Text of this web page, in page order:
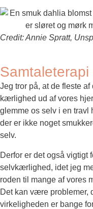
Credit: Annie Spratt,
Jeg tror på, at de fleste
kærlighed ud af vores
glemme os selv i en travl
der er ikke noget
selv.
Derfor er det også vigtigt
selvkærlighed, idet jeg
roden til mange af vores
Det kan være problemer,
virkeligheden er bange